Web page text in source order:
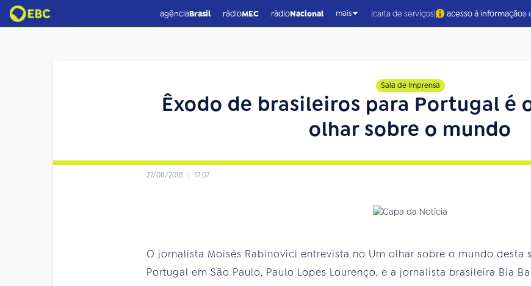
agênciaBrasil rádioMEC rádioNacional mais |carta de serviços| acesso à informaçãoa
Sala de Imprensa
Êxodo de brasileiros para Portugal é
olhar sobre o mundo
27/08/2018 | 17:07
O jornalista Moisés Rabinovici entrevista no Um olhar sobre o mundo desta
Portugal em São Paulo, Paulo Lopes Lourenço, e a jornalista brasileira Bia